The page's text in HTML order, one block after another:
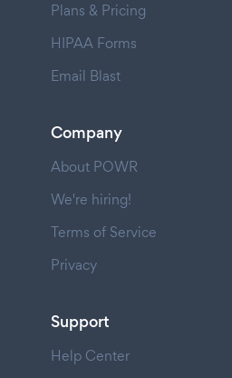
Plans & Pricing
HIPAA Forms
Email Blast
Company
About POWR
We're hiring!
Terms of Service
Privacy
Support
Help Center